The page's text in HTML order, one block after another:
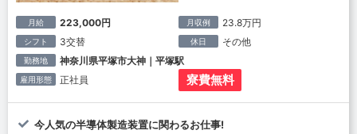
月給 223,000円 月収例 23.8万円
シフト 3交替 休日 その他
勤務地 神奈川県平塚市大神｜平塚駅
雇用形態 正社員 寮費無料
今人気の半導体製造装置に関わるお仕事!